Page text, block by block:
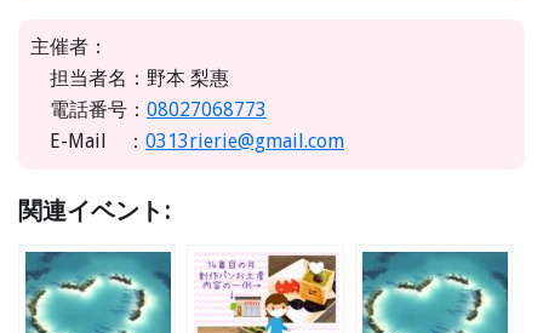
主催者：
担当者名：野本 梨惠
電話番号： 08027068773
E-Mail ： 0313rierie@gmail.com
関連イベント: